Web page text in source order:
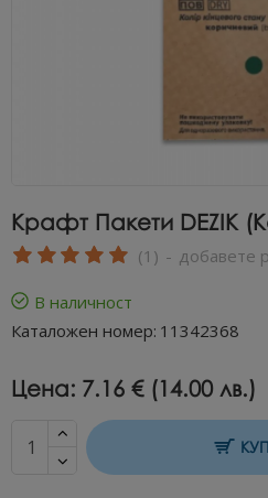
Крафт Пакети DEZIK
В наличност
Каталожен номер: 11342368
(1) - добавете
Цена: 7.16 € (14.00 лв.)